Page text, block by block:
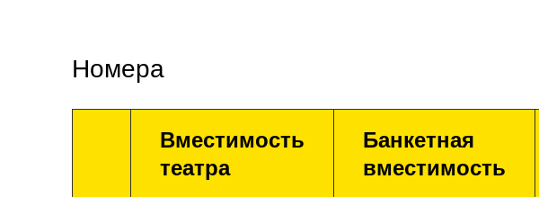
Номера
Вместимость
театра
Банкетная
вместимость